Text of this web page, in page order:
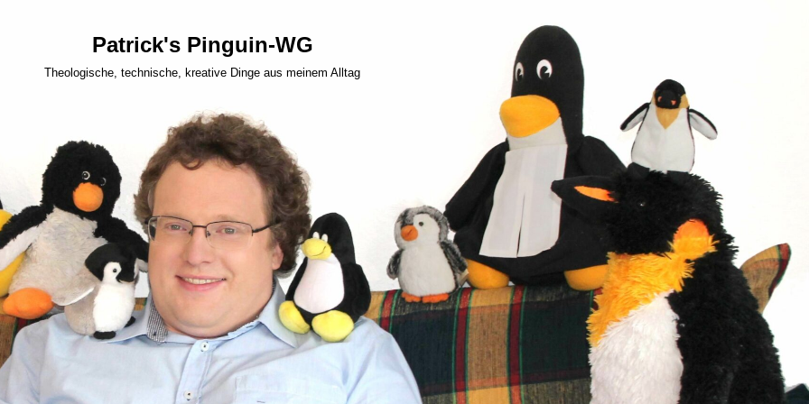
Patrick's Pinguin-WG
Theologische, technische, kreative Dinge aus meinem Alltag